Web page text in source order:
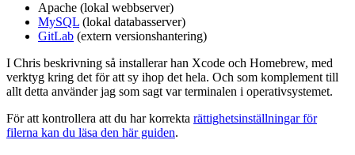
Apache (lokal webbserver)
MySQL (lokal databasserver)
GitLab (extern versionshantering)
I Chris beskrivning så installerar han Xcode och Homebrew, med
verktyg kring det för att sy ihop det hela. Och som komplement till
allt detta använder jag som sagt var terminalen i operativsystemet.
För att kontrollera att du har korrekta rättighetsinställningar för
filerna kan du läsa den här guiden.